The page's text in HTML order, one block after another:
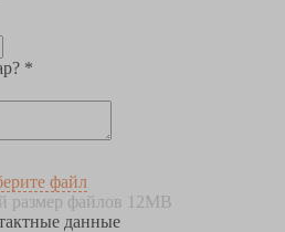
*
файл
файлов 12MB
данные